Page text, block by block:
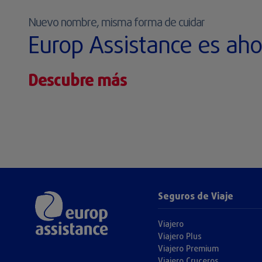
Nuevo nombre, misma forma de cuidar
Europ Assistance es
Descubre más
Seguros de Viaje
Viajero
Viajero Plus
Viajero Premium